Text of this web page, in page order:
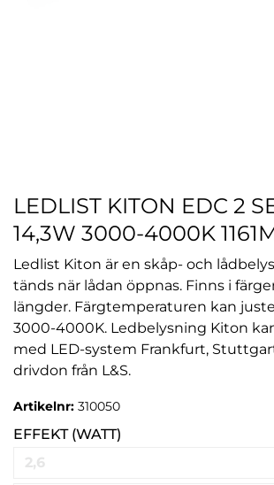
LEDLIST KITON EDC 2
14,3W 3000-4000K
Ledlist Kiton är en skåp- och
tänds när lådan öppnas. Finns i
längder. Färgtemperaturen kan
3000-4000K. Ledbelysning Kiton
med LED-system Frankfurt,
drivdon från L&S.
Artikelnr: 310050
EFFEKT (WATT)
2,6